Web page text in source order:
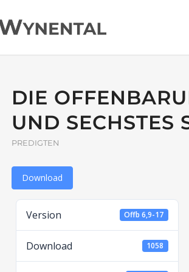
DIE
UND SECHSTES
PREDIGTEN
Download
Version Offb 6,9-17
Download 1058